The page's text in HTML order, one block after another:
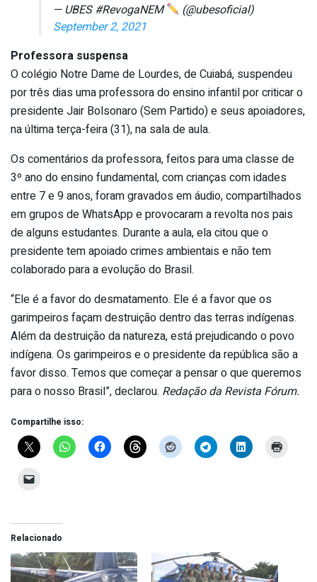
— UBES #RevogaNEM
(@ubesoficial)
September 2, 2021
Professora suspensa
O colégio Notre Dame de Lourdes, de Cuiabá, suspendeu
por três dias uma professora do ensino infantil por criticar o
presidente Jair Bolsonaro (Sem Partido) e seus apoiadores,
na última terça-feira (31), na sala de aula.
Os comentários da professora, feitos para uma classe de
3º ano do ensino fundamental, com crianças com idades
entre 7 e 9 anos, foram gravados em áudio, compartilhados
em grupos de WhatsApp e provocaram a revolta nos pais
de alguns estudantes. Durante a aula, ela citou que o
presidente tem apoiado crimes ambientais e não tem
colaborado para a evolução do Brasil.
“Ele é a favor do desmatamento. Ele é a favor que os
garimpeiros façam destruição dentro das terras indígenas.
Além da destruição da natureza, está prejudicando o povo
indígena. Os garimpeiros e o presidente da república são a
favor disso. Temos que começar a pensar o que queremos
para o nosso Brasil”, declarou. Redação da Revista Fórum.
Compartilhe isso:
Relacionado